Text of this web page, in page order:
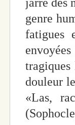
jarre des
genre
fatigues
douleur
«Las,